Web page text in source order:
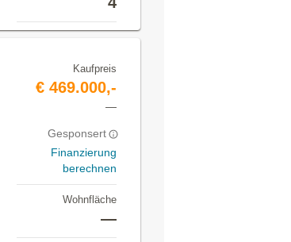
Kaufpreis
€ 469.000,-
—
Gesponsert
Finanzierung
berechnen
Wohnfläche
—